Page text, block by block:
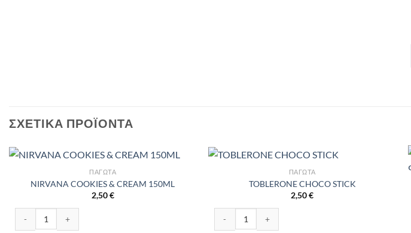
ΣΧΕΤΙΚΆ ΠΡΟΪΌΝΤΑ
ΠΑΓΩΤΆ
NIRVANA COOKIES & CREAM 150ML
2,50€
ΠΑΓΩΤΆ
TOBLERONE CHOCO STICK
2,50€